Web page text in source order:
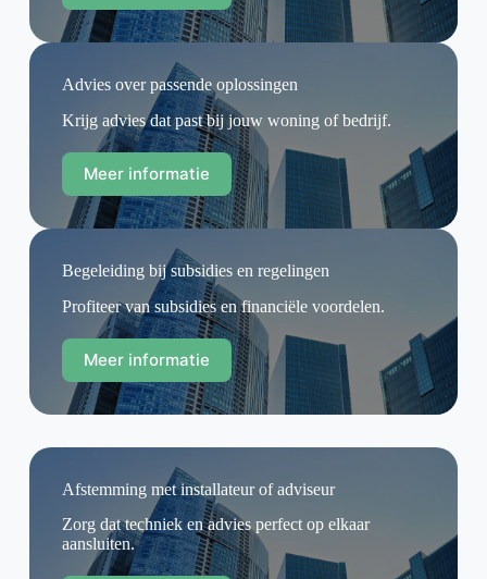
Advies over passende oplossingen
Krijg advies dat past bij jouw woning of bedrijf.
Meer informatie
Begeleiding bij subsidies en regelingen
Profiteer van subsidies en financiële voordelen.
Meer informatie
Afstemming met installateur of adviseur
Zorg dat techniek en advies perfect op elkaar
aansluiten.